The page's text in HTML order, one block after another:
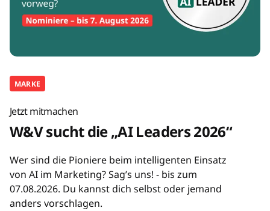
MARKE
Jetzt mitmachen
W&V sucht die „AI Leaders 2026“
Wer sind die Pioniere beim intelligenten Einsatz
von AI im Marketing? Sag’s uns! - bis zum
07.08.2026. Du kannst dich selbst oder jemand
anders vorschlagen.